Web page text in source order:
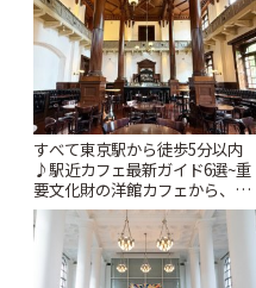
すべて東京駅から徒歩5分以内
♪駅近カフェ最新ガイド6選~重
要文化財の洋館カフェから、改
札すぐのレトロ喫茶まで~ | こと
りっぷ